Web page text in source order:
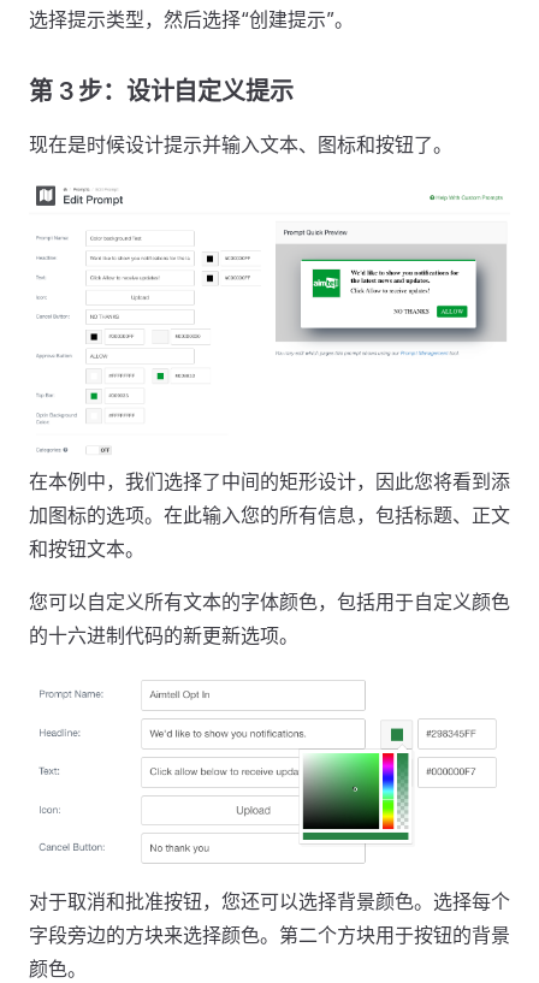
选择提示类型，然后选择“创建提示”。
第 3 步：设计自定义提示
现在是时候设计提示并输入文本、图标和按钮了。
在本例中，我们选择了中间的矩形设计，因此您将看到添
加图标的选项。在此输入您的所有信息，包括标题、正文
和按钮文本。
您可以自定义所有文本的字体颜色，包括用于自定义颜色
的十六进制代码的新更新选项。
对于取消和批准按钮，您还可以选择背景颜色。选择每个
字段旁边的方块来选择颜色。第二个方块用于按钮的背景
颜色。